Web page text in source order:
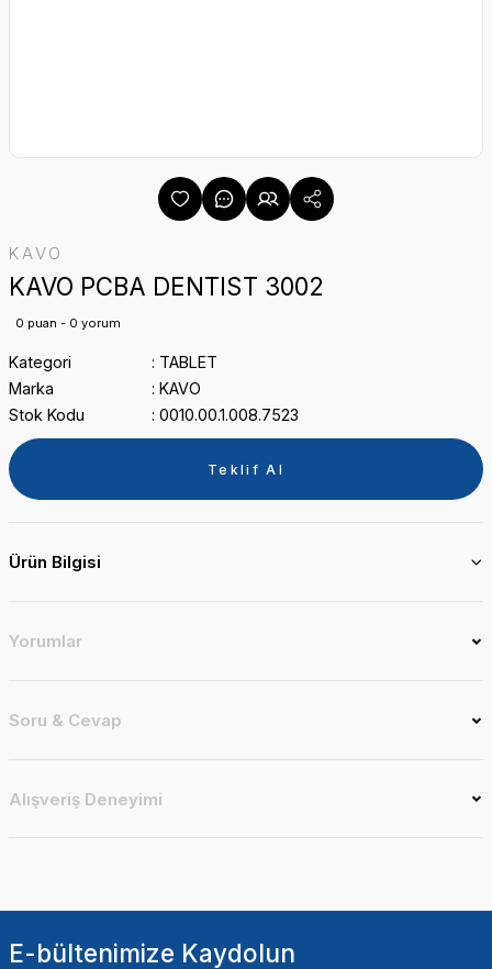
KAVO
KAVO PCBA DENTIST 3002
0 puan - 0 yorum
Kategori
TABLET
Marka
KAVO
Stok Kodu
0010.00.1.008.7523
Teklif Al
Ürün Bilgisi
Yorumlar
Soru & Cevap
Alışveriş Deneyimi
E-bültenimize Kaydolun